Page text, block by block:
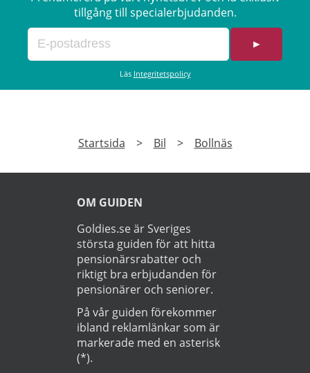
tillgång till specialerbjudanden.
►
Läs Integritetspolicy
Startsida > Bil > Bollnäs
OM GUIDEN
Goldies.se är Sveriges
största guiden för att hitta
pensionärsrabatter och
riktigt bra erbjudanden för
pensionärer och seniorer.
På vår guiden förekommer
ibland reklamlänkar som är
markerade med en asterisk
(*).